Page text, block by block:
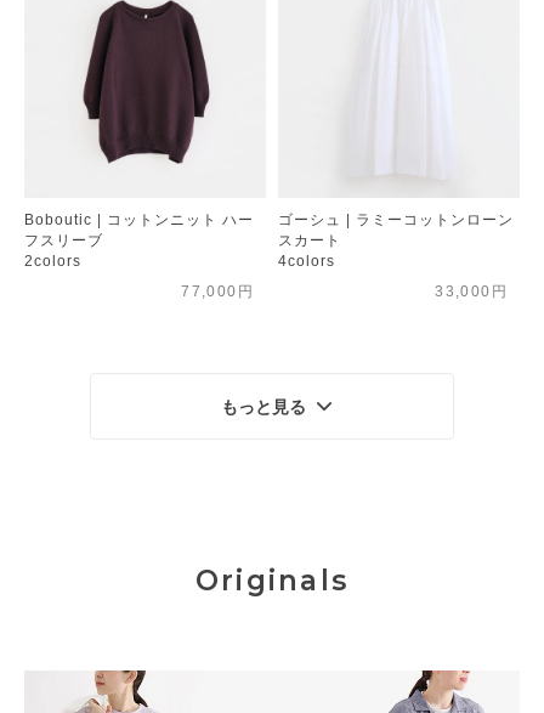
Boboutic | コットンニット ハー
フスリーブ
2colors
77,000円
ゴーシュ | ラミーコットンローン
スカート
4colors
33,000円
もっと見る
Originals